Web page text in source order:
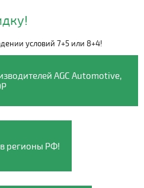
компании
условий 7+5 или 8+4!
AGC Automotive,
регионы РФ!